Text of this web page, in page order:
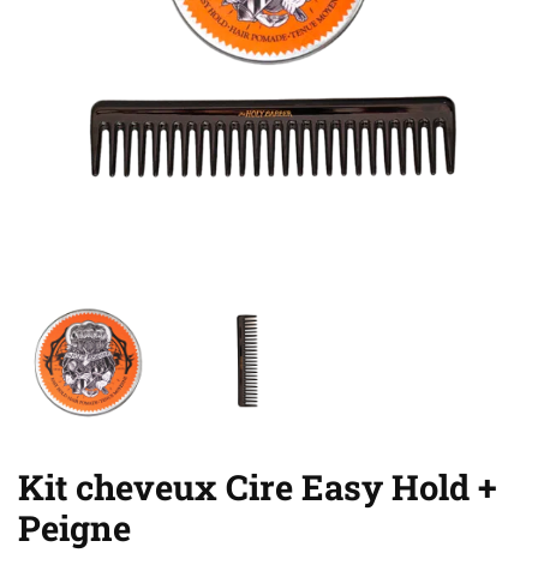
Kit cheveux Cire Easy Hold +
Peigne